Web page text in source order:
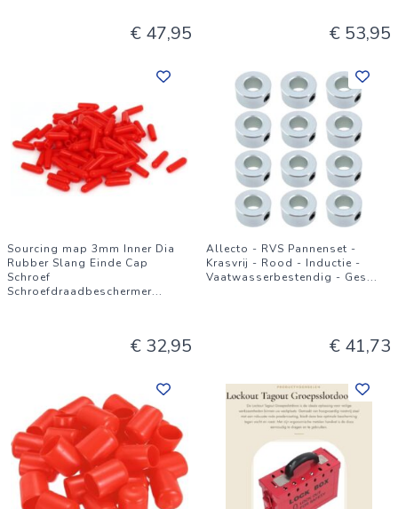
€ 47,95 € 53,95
Sourcing map 3mm Inner Dia
Rubber Slang Einde Cap
Schroef
Schroefdraadbeschermer...
€ 32,95
Allecto - RVS Pannenset -
Krasvrij - Rood - Inductie -
Vaatwasserbestendig - Ges...
€ 41,73